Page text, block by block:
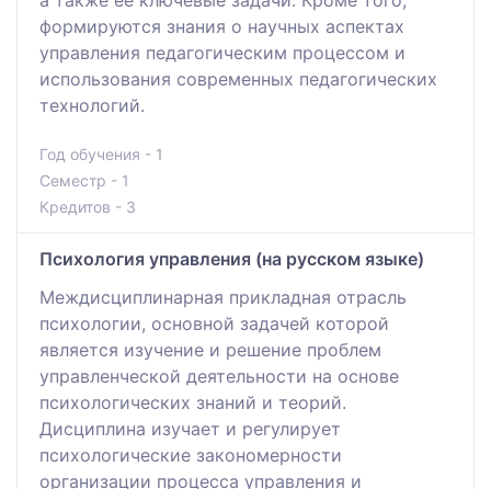
формируются знания о научных аспектах
управления педагогическим процессом и
использования современных педагогических
технологий.
Год обучения - 1
Семестр - 1
Кредитов - 3
Психология управления (на русском языке)
Междисциплинарная прикладная отрасль
психологии, основной задачей которой
является изучение и решение проблем
управленческой деятельности на основе
психологических знаний и теорий.
Дисциплина изучает и регулирует
психологические закономерности
организации процесса управления и